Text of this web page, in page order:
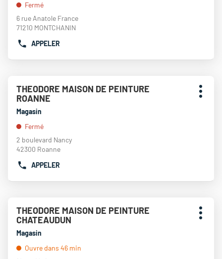
ENTRÉE
pour
obtenir
plus
:
Fermé
6 rue Anatole France
71210 MONTCHANIN
APPELER
AFFICHER
TÉLÉPHONE
DU
POINT
DE
VENTE
PEINTURES
MONTCHANIN
sur
touche
pour
obtenir
amples
Point
de
vente
:
THEODORE MAISON DE PEINTURE
ROANNE
Magasin
Fermé
2 boulevard Nancy
42300 Roanne
APPELER
AFFICHER
TÉLÉPHONE
DU
POINT
DE
VENTE
Plus
sur
touche
pour
Point
de
vente
:
THEODORE MAISON DE PEINTURE
CHATEAUDUN
Magasin
Ouvre dans 46 min
Plus